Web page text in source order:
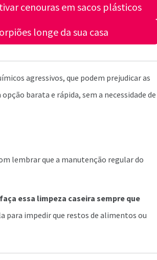
cenouras em sacos plásticos
longe da sua casa
agressivos, que podem prejudicar as
barata e rápida, sem a necessidade de
lembrar que a manutenção regular do
essa limpeza caseira sempre que
para impedir que restos de alimentos ou